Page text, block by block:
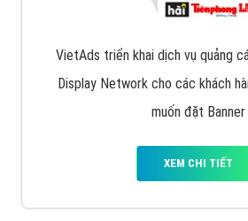
VietAds triển khai dịch vụ quảng
Display Network cho các khách
muốn đặt Banner
XEM CHI TIẾT